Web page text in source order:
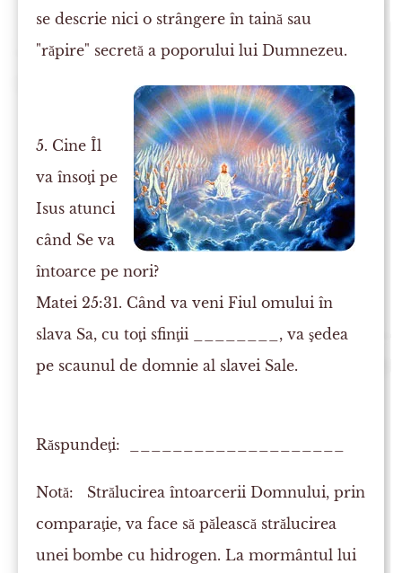
se descrie nici o strângere în taină sau
"răpire" secretă a poporului lui Dumnezeu.
5. Cine Îl
va însoţi pe
Isus atunci
când Se va
întoarce pe nori?
Matei 25:31. Când va veni Fiul omului în
slava Sa, cu toţi sfinţii________, va şedea
pe scaunul de domnie al slavei Sale.
Răspundeţi: ____________________
Notă: Strălucirea întoarcerii Domnului, prin
comparaţie, va face să pălească strălucirea
unei bombe cu hidrogen. La mormântul lui